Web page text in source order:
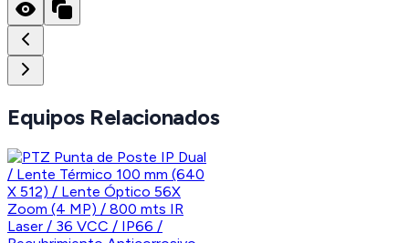
Equipos Relacionados